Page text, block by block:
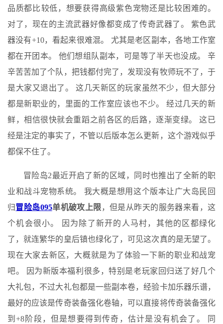
品质都比​​较低，想要获得高级紫色宠物还是比较困难的。
对了，现在的主流武器好像都变成了传奇武器了。 紫色武
器没有+10，看起来很难混。 尤其是老区副本，各地工作室
都在开团本。 他们想组队副本，可是等了半天也没成。 辛
辛苦苦加了个队，把钱都付完了，发现没有牧师玩不了，于
是大家又退出了。 这几天新区的玩家虽然不少，但大部分
都是新职业的，里面的工作室应该也不少。 经过几天的新
鲜，相信很快就会重蹈之前各区的后路，逐渐变绿。 这已
经是注定的事实了，不管以后版本怎么更新，这个游戏似乎
都保不住了。
冒险岛2最近开启了新的区域，同时也推出了全新的职
业和战斗宠物系统。 我大概是想用这个版本让广大岛民回
归冒险岛095单机破攻上限，但是从昨天的服务器来看，这
个机会很小。 因为除了新开的人马村，其他的区都绿化
了，就连繁华的皇后镇也绿化了，可见这次真的是无望了。
现在大家去新区，大概就是为了体验一下新的职业和战宠
吧。 因为新版本福利很多，特别是老玩家回归送了好几个
大礼包，不过大礼包都是一些副本卷，经验卡加乐器乐谱，
最好的应该是传奇装备强化卷轴，可以直接将传奇装备强化
到+8阶段，但是想要得到传奇，估计是没有机会了。 同